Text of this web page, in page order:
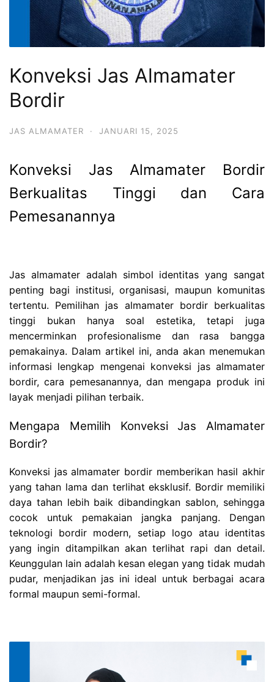
Konveksi Jas Almamater
Bordir
JAS ALMAMATER · JANUARI 15, 2025
Konveksi Jas Almamater Bordir
Berkualitas Tinggi dan Cara
Pemesanannya
Jas almamater adalah simbol identitas yang sangat
penting bagi institusi, organisasi, maupun komunitas
tertentu. Pemilihan jas almamater bordir berkualitas
tinggi bukan hanya soal estetika, tetapi juga
mencerminkan profesionalisme dan rasa bangga
pemakainya. Dalam artikel ini, anda akan menemukan
informasi lengkap mengenai konveksi jas almamater
bordir, cara pemesanannya, dan mengapa produk ini
layak menjadi pilihan terbaik.
Mengapa Memilih Konveksi Jas Almamater
Bordir?
Konveksi jas almamater bordir memberikan hasil akhir
yang tahan lama dan terlihat eksklusif. Bordir memiliki
daya tahan lebih baik dibandingkan sablon, sehingga
cocok untuk pemakaian jangka panjang. Dengan
teknologi bordir modern, setiap logo atau identitas
yang ingin ditampilkan akan terlihat rapi dan detail.
Keunggulan lain adalah kesan elegan yang tidak mudah
pudar, menjadikan jas ini ideal untuk berbagai acara
formal maupun semi-formal.